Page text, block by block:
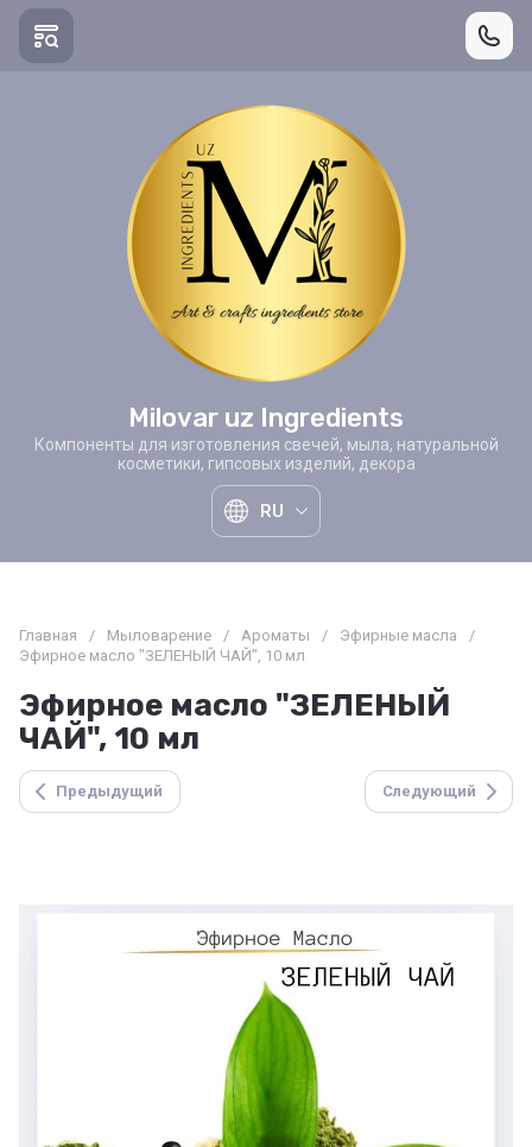
Milovar uz Ingredients
Компоненты для изготовления свечей, мыла, натуральной
косметики, гипсовых изделий, декора
RU
Главная / Мыловарение / Ароматы / Эфирные масла
/
Эфирное масло "ЗЕЛЕНЫЙ ЧАЙ", 10 мл
Эфирное масло "ЗЕЛЕНЫЙ
ЧАЙ", 10 мл
Предыдущий Следующий